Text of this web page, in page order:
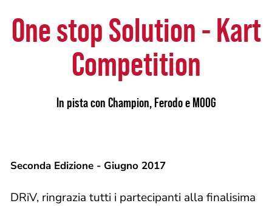
One stop Solution - Kart
Competition
In pista con Champion, Ferodo e MOOG
Seconda Edizione - Giugno 2017
DRiV, ringrazia tutti i partecipanti alla finalisima